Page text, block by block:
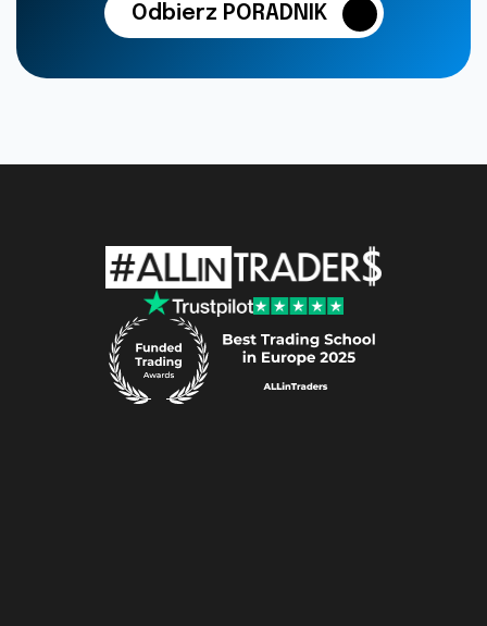
Odbierz PORADNIK